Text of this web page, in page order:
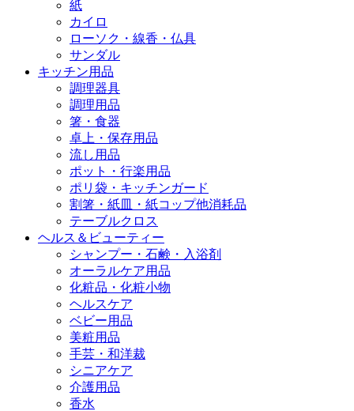
紙
カイロ
ローソク・線香・仏具
サンダル
キッチン用品
調理器具
調理用品
箸・食器
卓上・保存用品
流し用品
ポット・行楽用品
ポリ袋・キッチンガード
割箸・紙皿・紙コップ他消耗品
テーブルクロス
ヘルス＆ビューティー
シャンプー・石鹸・入浴剤
オーラルケア用品
化粧品・化粧小物
ヘルスケア
ベビー用品
美粧用品
手芸・和洋裁
シニアケア
介護用品
香水